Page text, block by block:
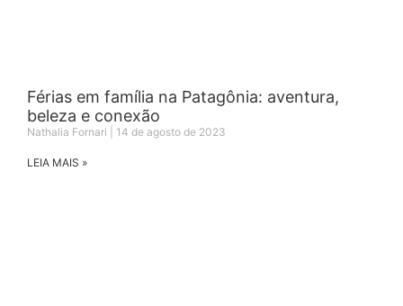
Férias em família na Patagônia: aventura,
beleza e conexão
Nathalia Fornari 14 de agosto de 2023
LEIA MAIS »